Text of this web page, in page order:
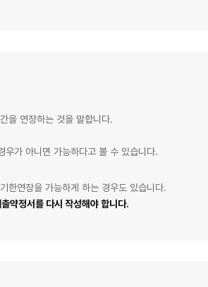
을 연장하는 것을 말합니다.
우가 아니면 가능하다고 볼 수 있습니다.
한연장을 가능하게 하는 경우도 있습니다.
약정서를 다시 작성해야 합니다.